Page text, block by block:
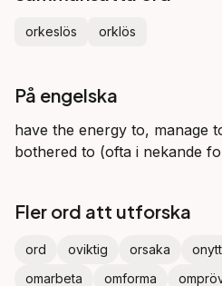
orkeslös orklös
På engelska
have the energy to, manage
bothered to (ofta i nekande
Fler ord att utforska
ord oviktig orsaka
omarbeta
omforma